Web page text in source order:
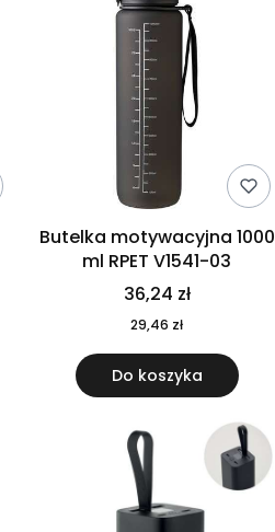
Butelka motywacyjna 1000
ml RPET V1541-03
36,24 zł
29,46 zł
Do koszyka